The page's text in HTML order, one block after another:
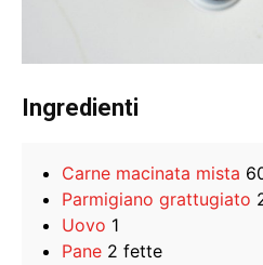
Ingredienti
Carne macinata mista
Parmigiano grattugiato
Uovo 1
Pane 2 fette